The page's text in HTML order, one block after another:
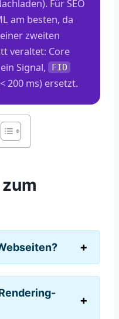
Für SEO
am besten, da
zweiten
veraltet: Core
Signal, FID
200 ms) ersetzt.